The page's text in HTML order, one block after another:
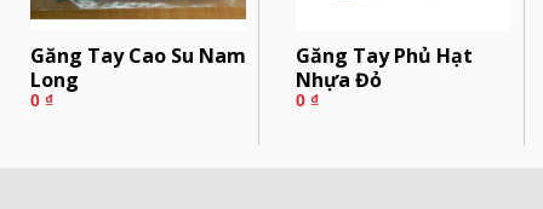
Găng Tay Cao Su Nam
Long
0 ₫
Găng Tay Phủ Hạt
Nhựa Đỏ
0 ₫